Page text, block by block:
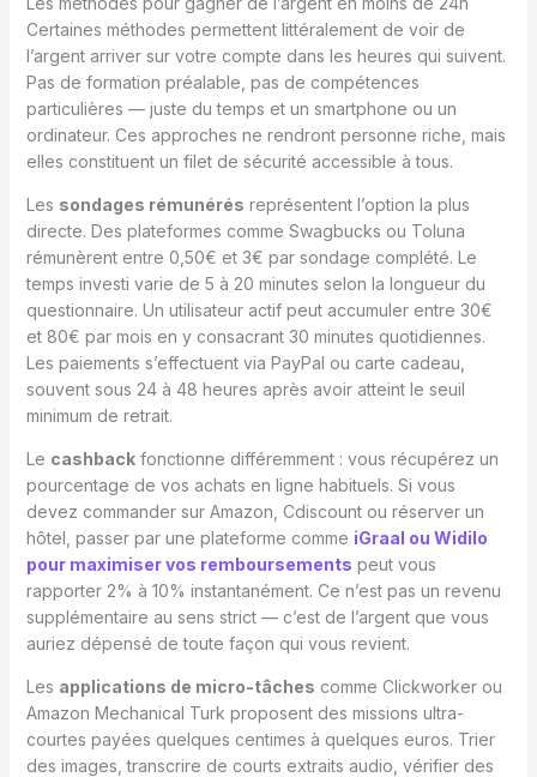
Certaines méthodes permettent littéralement de voir de
l’argent arriver sur votre compte dans les heures qui suivent.
Pas de formation préalable, pas de compétences
particulières — juste du temps et un smartphone ou un
ordinateur. Ces approches ne rendront personne riche, mais
elles constituent un filet de sécurité accessible à tous.
Les sondages rémunérés représentent l’option la plus
directe. Des plateformes comme Swagbucks ou Toluna
rémunèrent entre 0,50€ et 3€ par sondage complété. Le
temps investi varie de 5 à 20 minutes selon la longueur du
questionnaire. Un utilisateur actif peut accumuler entre 30€
et 80€ par mois en y consacrant 30 minutes quotidiennes.
Les paiements s’effectuent via PayPal ou carte cadeau,
souvent sous 24 à 48 heures après avoir atteint le seuil
minimum de retrait.
Le cashbackfonctionne différemment : vous récupérez un
pourcentage de vos achats en ligne habituels. Si vous
devez commander sur Amazon, Cdiscount ou réserver un
hôtel, passer par une plateforme comme iGraal ou Widilo
pour maximiser vos remboursements peut vous
rapporter 2% à 10% instantanément. Ce n’est pas un revenu
supplémentaire au sens strict — c’est de l’argent que vous
auriez dépensé de toute façon qui vous revient.
Les applications de micro-tâches comme Clickworker ou
Amazon Mechanical Turk proposent des missions ultra-
courtes payées quelques centimes à quelques euros. Trier
des images, transcrire de courts extraits audio, vérifier des